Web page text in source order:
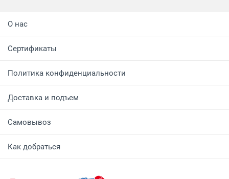
О нас
Сертификаты
Политика конфиденциальности
Доставка и подъем
Самовывоз
Как добраться